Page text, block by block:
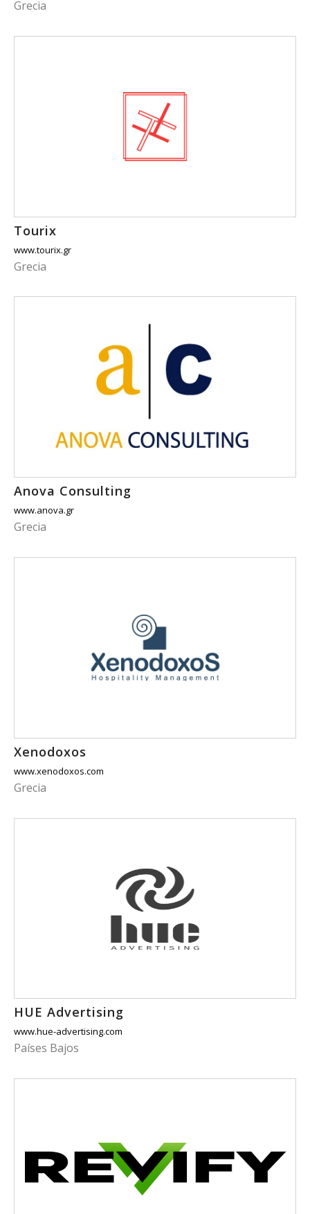
Grecia
Tourix
www.tourix.gr
Grecia
Anova Consulting
www.anova.gr
Grecia
Xenodoxos
www.xenodoxos.com
Grecia
HUE Advertising
www.hue-advertising.com
Países Bajos